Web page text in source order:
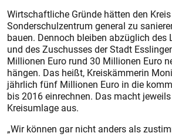
Wirtschaftliche Gründe hätten den
Sonderschulzentrum general zu
bauen. Dennoch bleiben abzüglich des
und des Zuschusses der Stadt
Millionen Euro rund 30 Millionen Euro
hängen. Das heißt, Kreiskämmerin
jährlich fünf Millionen Euro in die
bis 2016 einrechnen. Das macht
Kreisumlage aus.
„Wir können gar nicht anders als